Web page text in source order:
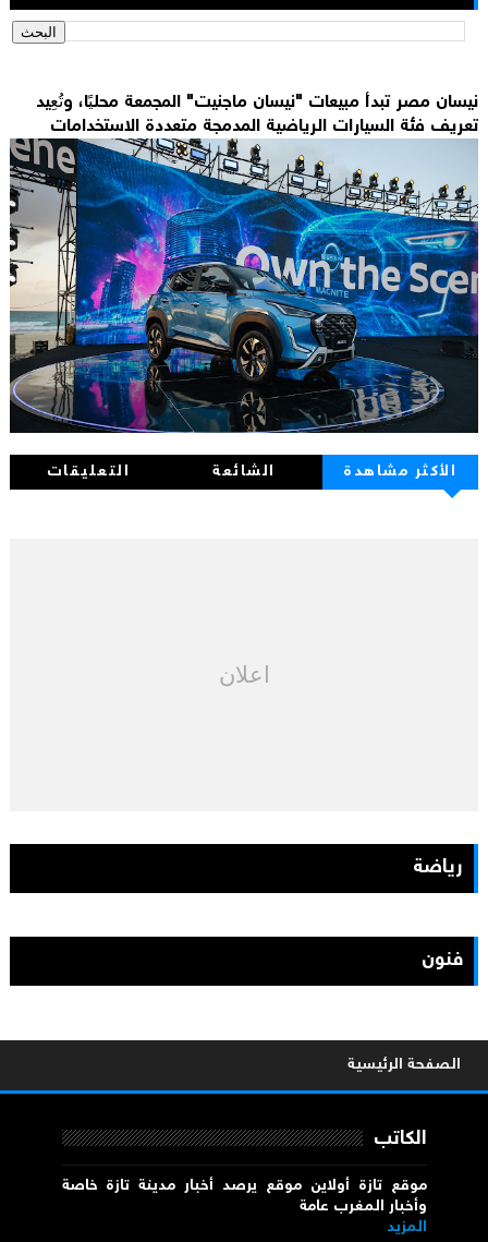
نيسان مصر تبدأ مبيعات "نيسان ماجنيت" المجمعة محليًا، وتُعِيد
تعريف فئة السيارات الرياضية المدمجة متعددة الاستخدامات
الأكثر مشاهدة الشائعة التعليقات
اعلان
رياضة
فنون
الصفحة الرئيسية
الكاتب
موقع تازة أولاين موقع يرصد أخبار مدينة تازة خاصة
وأخبار المغرب عامة
المزيد